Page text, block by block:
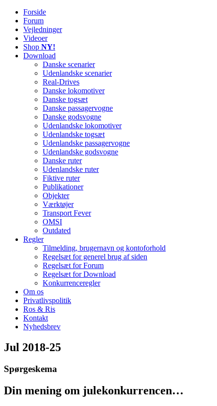
Railworks Danmark
Det danske site om Train Simulator Classic
Forside
Forum
Vejledninger
Videoer
Shop NY!
Download
Danske scenarier
Udenlandske scenarier
Real-Drives
Danske lokomotiver
Danske togsæt
Danske passagervogne
Danske godsvogne
Udenlandske lokomotiver
Udenlandske togsæt
Udenlandske passagervogne
Udenlandske godsvogne
Danske ruter
Udenlandske ruter
Fiktive ruter
Publikationer
Objekter
Værktøjer
Transport Fever
OMSI
Outdated
Regler
Tilmelding, brugernavn og kontoforhold
Regelsæt for generel brug af siden
Regelsæt for Forum
Regelsæt for Download
Konkurrenceregler
Om os
Privatlivspolitik
Ros & Ris
Kontakt
Nyhedsbrev
Jul 2018-25
Spørgeskema
Din mening om julekonkurrencen…